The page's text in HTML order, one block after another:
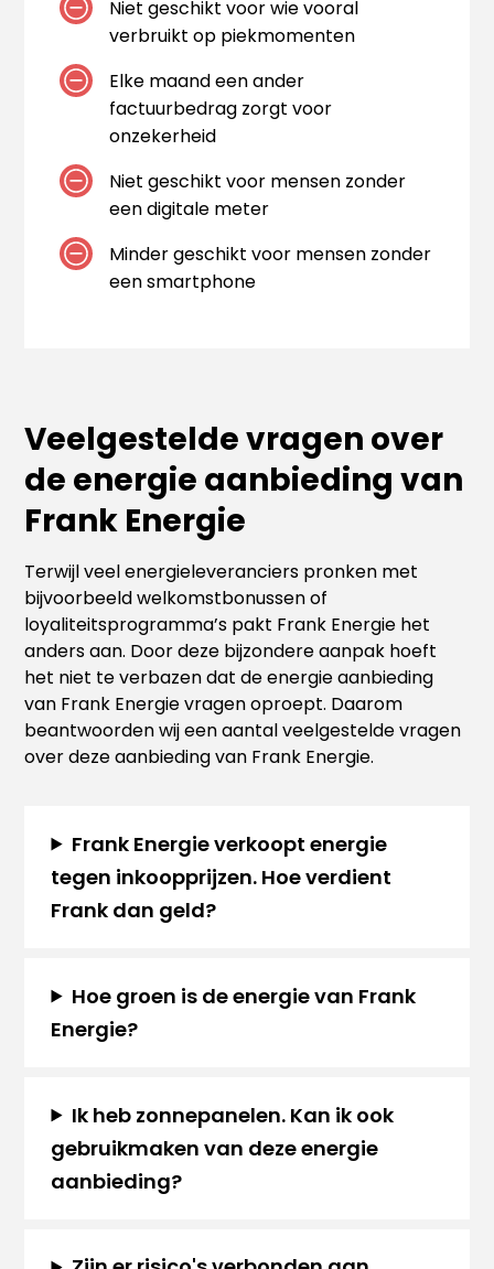
Niet geschikt voor wie vooral
verbruikt op piekmomenten
Elke maand een ander
factuurbedrag zorgt voor
onzekerheid
Niet geschikt voor mensen zonder
een digitale meter
Minder geschikt voor mensen zonder
een smartphone
Veelgestelde vragen over
de energie aanbieding van
Frank Energie
Terwijl veel energieleveranciers pronken met
bijvoorbeeld welkomstbonussen of
loyaliteitsprogramma’s pakt Frank Energie het
anders aan. Door deze bijzondere aanpak hoeft
het niet te verbazen dat de energie aanbieding
van Frank Energie vragen oproept. Daarom
beantwoorden wij een aantal veelgestelde vragen
over deze aanbieding van Frank Energie.
Frank Energie verkoopt energie
tegen inkoopprijzen. Hoe verdient
Frank dan geld?
Hoe groen is de energie van Frank
Energie?
Ik heb zonnepanelen. Kan ik ook
gebruikmaken van deze energie
aanbieding?